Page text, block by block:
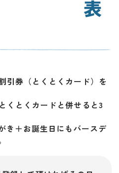
引券（とくとくカード）を
くとくカードと併せると3
き＋お誕生日にもバースデ